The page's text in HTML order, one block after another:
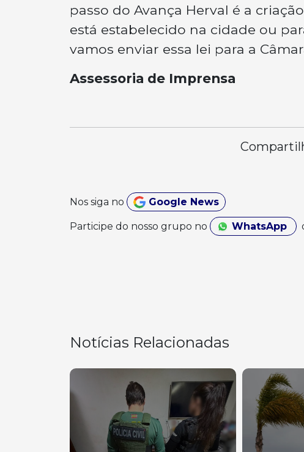
passo do Avança Herval é a
está estabelecido na cidade ou
vamos enviar essa lei para a
Assessoria de Imprensa
Nos siga no Google News
Participe do nosso grupo no WhatsApp
Notícias Relacionadas